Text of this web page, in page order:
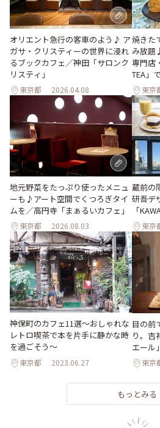
オリエント急行の客車のよう♪ ア
ガサ・クリスティーの世界に浸れ
るブックカフェ／神田「サロンク
リスティ」
東京都 2026.04.08
焼きた
み放題
専門店
TEA」
東京
地元野菜をたっぷり使ったメニュ
ーも♪アート空間でくつろぎタイ
ムを／高円寺「まぁるいカフェ」
東京都 2026.08.03
蔵前の
研吾デ
「
東京
神保町のカフェ11選～おしゃれな
レトロ喫茶で本を片手に静かな時
を過ごそう～
東京都 2023.06.27
目の前
り。吉
エール
東京
もっとみる